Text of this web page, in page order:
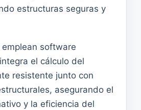
estructuras seguras y
software
el cálculo del
resistente junto con
asegurando el
y la eficiencia del